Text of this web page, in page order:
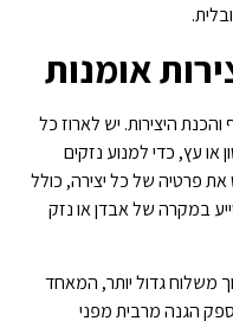
אומנות
היצירות. יש לארוז כל
או עץ, כדי למנוע נזקים
פרטיה של כל יצירה, כולל
במקרה של אבדן או נזק
משלוח גדול יותר, המאחד
הגנה מרבית מפני